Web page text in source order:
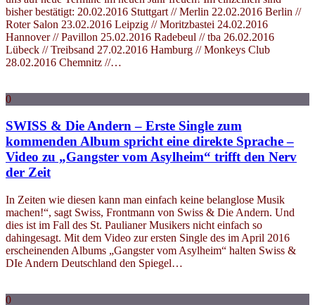
bisher bestätigt: 20.02.2016 Stuttgart // Merlin 22.02.2016 Berlin //
Roter Salon 23.02.2016 Leipzig // Moritzbastei 24.02.2016
Hannover // Pavillon 25.02.2016 Radebeul // tba 26.02.2016
Lübeck // Treibsand 27.02.2016 Hamburg // Monkeys Club
28.02.2016 Chemnitz //…
0
SWISS & Die Andern – Erste Single zum
kommenden Album spricht eine direkte Sprache –
Video zu „Gangster vom Asylheim“ trifft den Nerv
der Zeit
In Zeiten wie diesen kann man einfach keine belanglose Musik
machen!“, sagt Swiss, Frontmann von Swiss & Die Andern. Und
dies ist im Fall des St. Paulianer Musikers nicht einfach so
dahingesagt. Mit dem Video zur ersten Single des im April 2016
erscheinenden Albums „Gangster vom Asylheim“ halten Swiss &
DIe Andern Deutschland den Spiegel…
0